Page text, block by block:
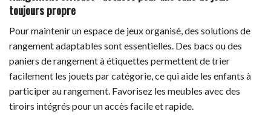
toujours propre
Pour maintenir un espace de jeux organisé, des solutions de
rangement adaptables sont essentielles. Des bacs ou des
paniers de rangement à étiquettes permettent de trier
facilement les jouets par catégorie, ce qui aide les enfants à
participer au rangement. Favorisez les meubles avec des
tiroirs intégrés pour un accès facile et rapide.